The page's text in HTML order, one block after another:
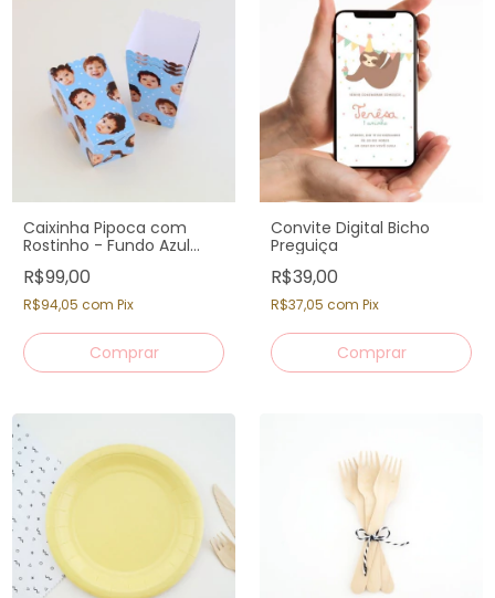
Caixinha Pipoca com
Rostinho - Fundo Azul
Claro (12 un)
R$99,00
R$94,05 com Pix
Convite Digital Bicho
Preguiça
R$39,00
R$37,05 com Pix